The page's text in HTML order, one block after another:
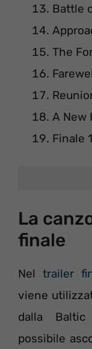
Battle
The
A New
Finale
La
finale
Nel trailer
viene
dalla
possibile